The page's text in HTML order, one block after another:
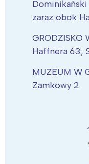
zaraz obok
GRODZISKO
Haffnera 63,
MUZEUM W
Zamkowy 2